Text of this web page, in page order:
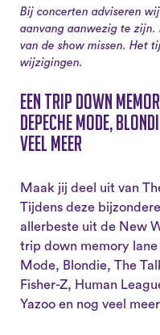
Bij concerten adviseren
aanvang aanwezig te
van de show missen. Het
wijzigingen.
Een trip down
Depeche Mode,
veel meer
Maak jij deel uit van
Tijdens deze
allerbeste uit de New
trip down memory
Mode, Blondie, The
Fisher-Z, Human
Yazoo en nog veel